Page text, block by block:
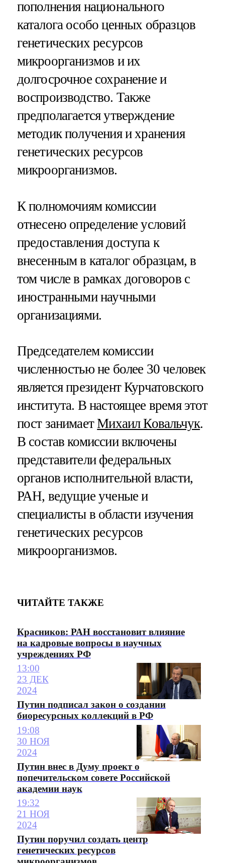
пополнения национального
каталога особо ценных образцов
генетических ресурсов
микроорганизмов и их
долгосрочное сохранение и
воспроизводство. Также
предполагается утверждение
методик получения и хранения
генетических ресурсов
микроорганизмов.
К полномочиям комиссии
отнесено определение условий
предоставления доступа к
внесенным в каталог образцам, в
том числе в рамках договоров с
иностранными научными
организациями.
Председателем комиссии
численностью не более 30 человек
является президент Курчатовского
института. В настоящее время этот
пост занимаетМихаил Ковальчук.
В состав комиссии включены
представители федеральных
органов исполнительной власти,
РАН, ведущие ученые и
специалисты в области изучения
генетических ресурсов
микроорганизмов.
ЧИТАЙТЕ ТАКЖЕ
Красников: РАН восстановит влияние
на кадровые вопросы в научных
учреждениях РФ
13:00
23 ДЕК
2024
Путин подписал закон о создании
биоресурсных коллекций в РФ
19:08
30 НОЯ
2024
Путин внес в Думу проект о
попечительском совете Российской
академии наук
19:32
21 НОЯ
2024
Путин поручил создать центр
генетических ресурсов